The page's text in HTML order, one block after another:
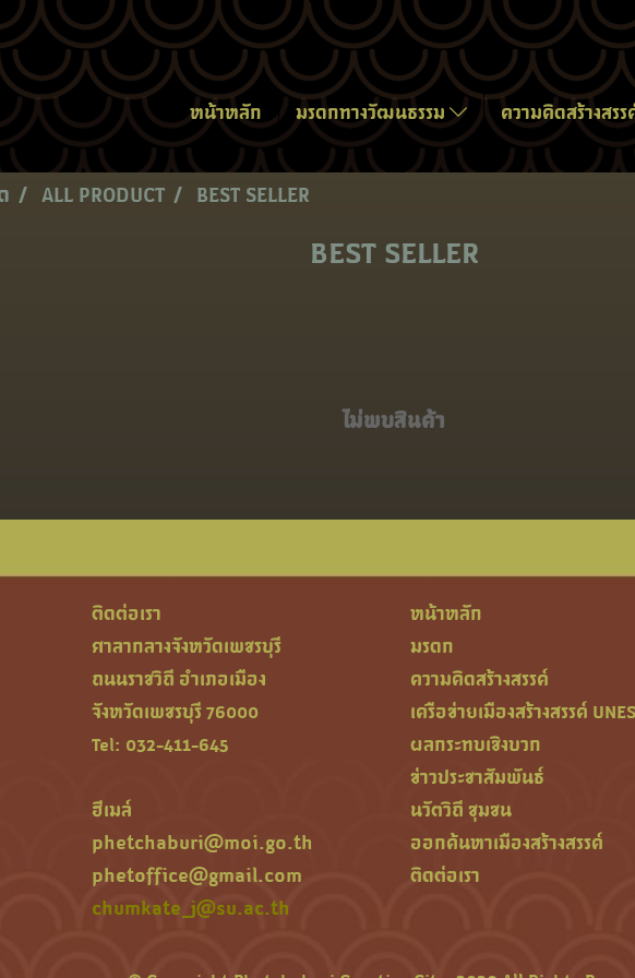
หน้าหลัก มรดกทางวัฒนธรรม ความคิดสร้างสรร
ALL PRODUCT BEST SELLER
BEST SELLER
ไม่พบสินค้า
ติดต่อเรา
ศาลากลางจังหวัดเพชรบุรี
ถนนราชวิถี อำเภอเมือง
จังหวัดเพชรบุรี 76000
Tel: 032-411-645
ฮีเมล์
phetchaburi@moi.go.th
phetoffice@gmail.com
chumkate_j@su.ac.th
หน้าหลัก
มรดก
ความคิดสร้างสรรค์
เครือข่ายเมืองสร้างสรรค์
ผลกระทบเชิงบวก
ข่าวประชาสัมพันธ์
นวัตวิถี ชุมชน
ออกค้นหาเมืองสร้างสรรค์
ติดต่อเรา